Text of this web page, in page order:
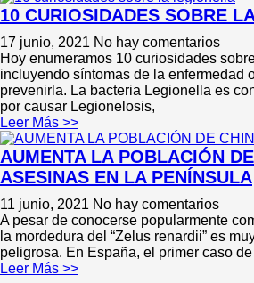
10 CURIOSIDADES SOBRE
17 junio, 2021 No hay comentarios
Hoy enumeramos 10 curiosidades
incluyendo síntomas de la enfermedad
prevenirla. La bacteria Legionella es
por causar Legionelosis,
Leer Más >>
AUMENTA LA POBLACIÓN
ASESINAS EN LA PENÍNSULA
11 junio, 2021 No hay comentarios
A pesar de conocerse popularmente
la mordedura del “Zelus renardii” es
peligrosa. En España, el primer caso de
Leer Más >>